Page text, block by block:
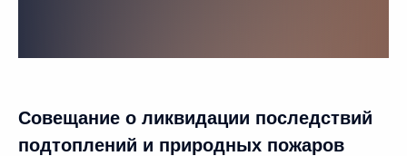
Совещание о ликвидации последствий
подтоплений и природных пожаров